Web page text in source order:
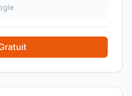
Je recommande